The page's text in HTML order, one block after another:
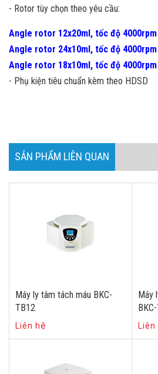
- Rotor tùy chọn theo yêu cầu:
Angle rotor 12x20ml, tốc độ 4000rpm
Angle rotor 24x10ml, tốc độ 4000rpm
Angle rotor 18x10ml, tốc độ 4000rpm
- Phụ kiện tiêu chuẩn kèm theo HDSD
SẢN PHẨM LIÊN QUAN
Máy ly tâm tách máu BKC-
TB12
Liên hệ
Máy
Liên